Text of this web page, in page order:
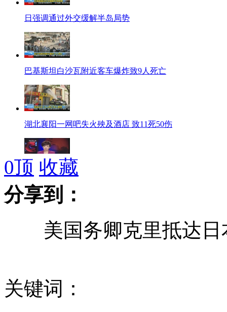
日强调通过外交缓解半岛局势
巴基斯坦白沙瓦附近客车爆炸致9人死亡
湖北襄阳一网吧失火殃及酒店 致11死50伤
湖北襄阳大火已造成5人死亡
秘鲁一长途客车坠河 至少33人死亡
海南建边贸城 国内游客或可实现越南自驾游
0顶 收藏
分享到：
美国务卿克里抵达日
关键词：